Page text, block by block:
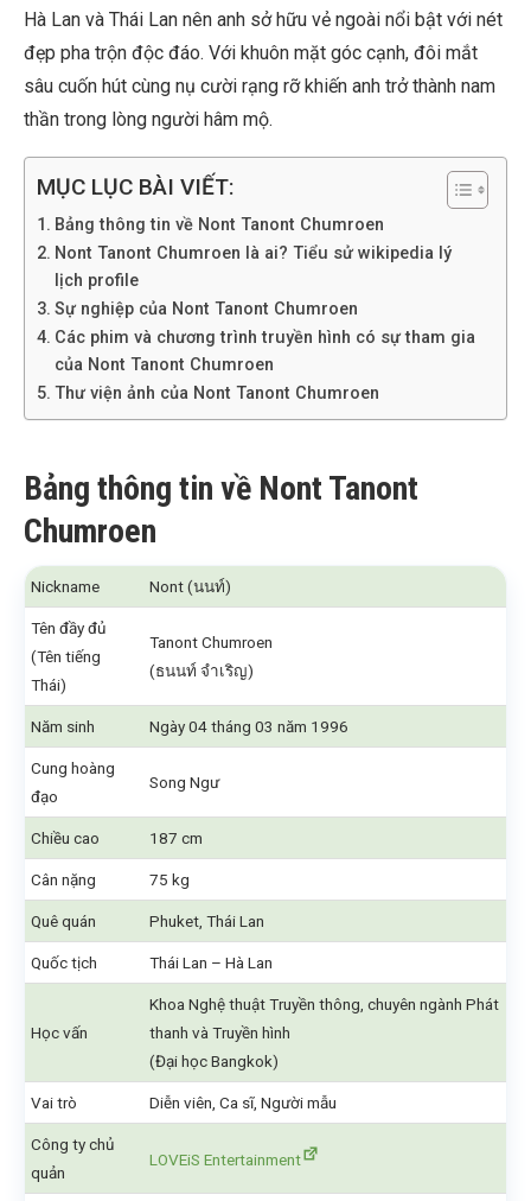
Hà Lan và Thái Lan nên anh sở hữu vẻ ngoài nổi bật với nét
đẹp pha trộn độc đáo. Với khuôn mặt góc cạnh, đôi mắt
sâu cuốn hút cùng nụ cười rạng rỡ khiến anh trở thành nam
thần trong lòng người hâm mộ.
MỤC LỤC BÀI VIẾT:
Bảng thông tin về Nont Tanont Chumroen
Nont Tanont Chumroen là ai? Tiểu sử wikipedia lý
lịch profile
Sự nghiệp của Nont Tanont Chumroen
Các phim và chương trình truyền hình có sự tham gia
của Nont Tanont Chumroen
Thư viện ảnh của Nont Tanont Chumroen
Bảng thông tin về Nont Tanont
Chumroen
Nickname Nont (นนท์)
Tên đầy đủ
(Tên tiếng
Thái)
Tanont Chumroen
(ธนนท์ จำเริญ)
Năm sinh Ngày 04 tháng 03 năm 1996
Cung hoàng
đạo
Song Ngư
Chiều cao 187 cm
Cân nặng 75 kg
Quê quán Phuket, Thái Lan
Quốc tịch Thái Lan – Hà Lan
Học vấn
Khoa Nghệ thuật Truyền thông, chuyên ngành Phát
thanh và Truyền hình
(Đại học Bangkok)
Vai trò Diễn viên, Ca sĩ, Người mẫu
Công ty chủ
quản
LOVEiS Entertainment